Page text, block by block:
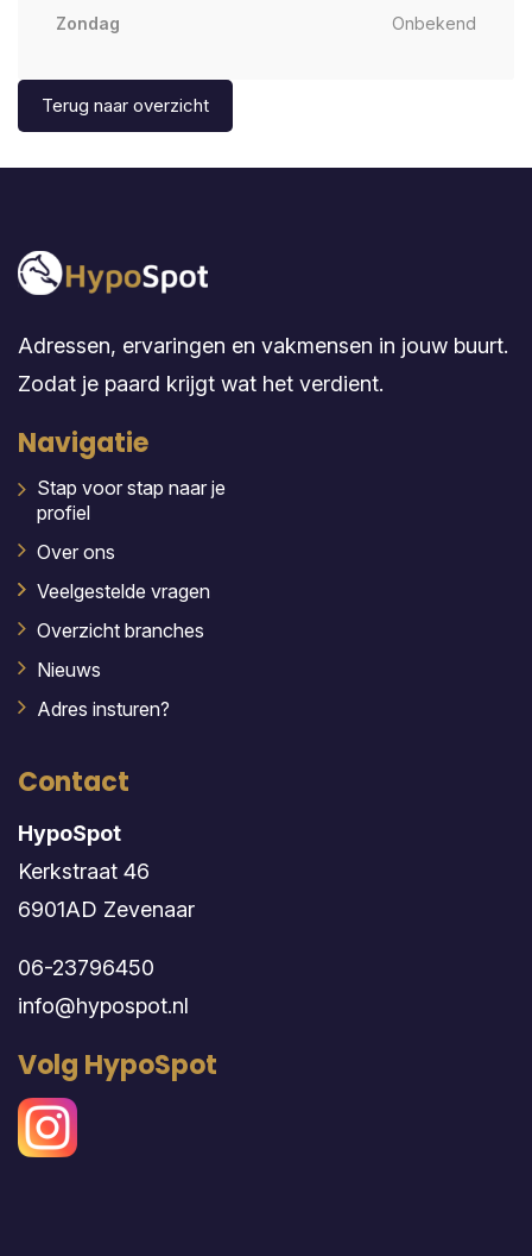
Zondag
Onbekend
Terug naar overzicht
Adressen, ervaringen en vakmensen in jouw buurt.
Zodat je paard krijgt wat het verdient.
Navigatie
Stap voor stap naar je
profiel
Over ons
Veelgestelde vragen
Overzicht branches
Nieuws
Adres insturen?
Contact
HypoSpot
Kerkstraat 46
6901AD Zevenaar
06-23796450
info@hypospot.nl
Volg HypoSpot